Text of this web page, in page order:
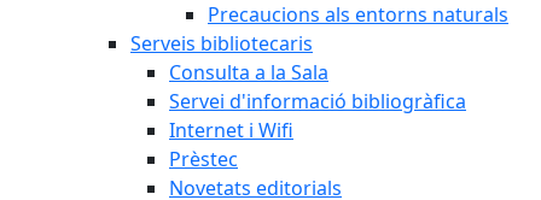
Precaucions als entorns naturals
Serveis bibliotecaris
Consulta a la Sala
Servei d'informació bibliogràfica
Internet i Wifi
Prèstec
Novetats editorials